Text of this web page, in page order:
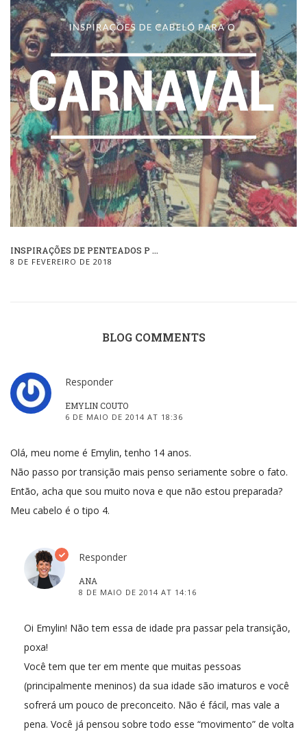
INSPIRAÇÕES DE PENTEADOS P ...
8 DE FEVEREIRO DE 2018
BLOG COMMENTS
Responder
EMYLIN COUTO
6 DE MAIO DE 2014 AT 18:36
Olá, meu nome é Emylin, tenho 14 anos.
Não passo por transição mais penso seriamente sobre o fato.
Então, acha que sou muito nova e que não estou preparada?
Meu cabelo é o tipo 4.
Responder
ANA
8 DE MAIO DE 2014 AT 14:16
Oi Emylin! Não tem essa de idade pra passar pela transição,
poxa!
Você tem que ter em mente que muitas pessoas
(principalmente meninos) da sua idade são imaturos e você
sofrerá um pouco de preconceito. Não é fácil, mas vale a
pena. Você já pensou sobre todo esse “movimento” de volta